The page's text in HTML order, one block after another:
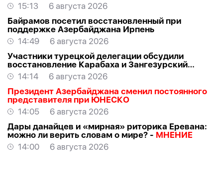
15:13
6 августа 2026
Байрамов посетил восстановленный при
поддержке Азербайджана Ирпень
14:49
6 августа 2026
Участники турецкой делегации обсудили
восстановление Карабаха и Зангезурский
коридор
14:14
6 августа 2026
Президент Азербайджана сменил постоянного
представителя при ЮНЕСКО
14:05
6 августа 2026
Дары данайцев и «мирная» риторика Еревана:
можно ли верить словам о мире? - МНЕНИЕ
14:00
6 августа 2026